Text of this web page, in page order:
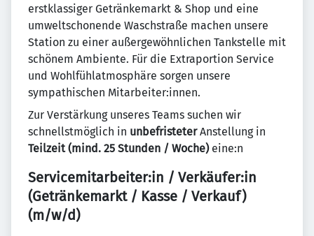
erstklassiger Getränkemarkt & Shop und eine
umweltschonende Waschstraße machen unsere
Station zu einer außergewöhnlichen Tankstelle mit
schönem Ambiente. Für die Extraportion Service
und Wohlfühlatmosphäre sorgen unsere
sympathischen Mitarbeiter:innen.
Zur Verstärkung unseres Teams suchen wir
schnellstmöglich in unbefristeterAnstellung in
Teilzeit (mind. 25 Stunden / Woche)eine:n
Servicemitarbeiter:in / Verkäufer:in
(Getränkemarkt / Kasse / Verkauf)
(m/w/d)